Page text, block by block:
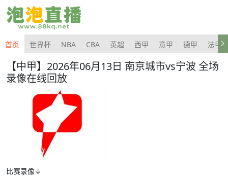
首页 世界杯 NBA CBA 英超 西甲 意甲 德甲 法甲
【中甲】2026年06月13日 南京城市vs宁波 全场
录像在线回放
比赛录像↓